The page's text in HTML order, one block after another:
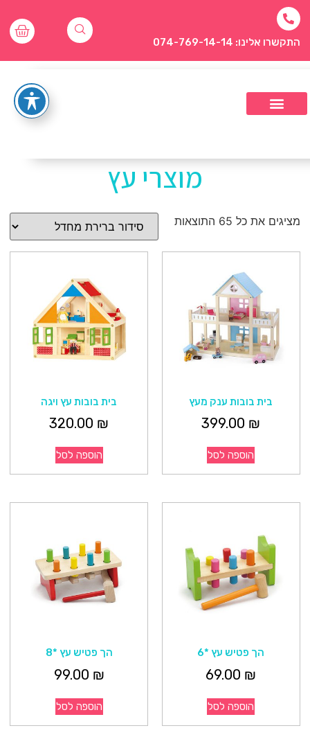
התקשרו אלינו: 074-769-14-14
מוצרי עץ
מציגים את כל ⁦65⁩ התוצאות
בית בובות ענק מעץ
399.00 ₪
הוספה לסל
בית בובות עץ ויגה
320.00 ₪
הוספה לסל
הך פטיש עץ *6
69.00 ₪
הוספה לסל
הך פטיש עץ *8
99.00 ₪
הוספה לסל